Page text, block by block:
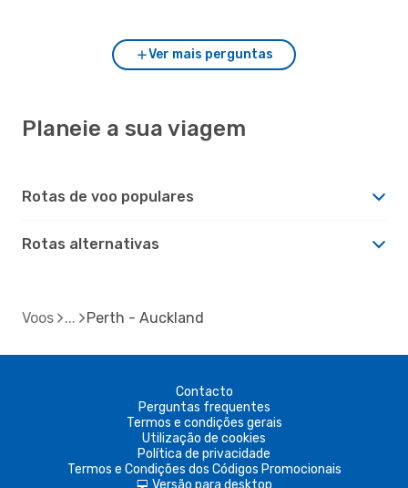
Ver mais perguntas
Planeie a sua viagem
Rotas de voo populares
Rotas alternativas
Voos Perth - Auckland
Contacto
Perguntas frequentes
Termos e condições gerais
Utilização de cookies
Política de privacidade
Termos e Condições dos Códigos Promocionais
Versão para desktop